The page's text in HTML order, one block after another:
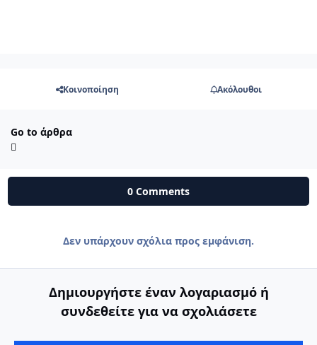
Κοινοποίηση Ακόλουθοι
Go to άρθρα
0 Comments
Δεν υπάρχουν σχόλια προς εμφάνιση.
Δημιουργήστε έναν λογαριασμό ή
συνδεθείτε για να σχολιάσετε